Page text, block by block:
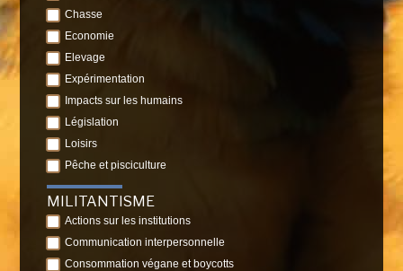
Chasse
Economie
Elevage
Expérimentation
Impacts sur les humains
Législation
Loisirs
Pêche et pisciculture
MILITANTISME
Actions sur les institutions
Communication interpersonnelle
Consommation végane et boycotts